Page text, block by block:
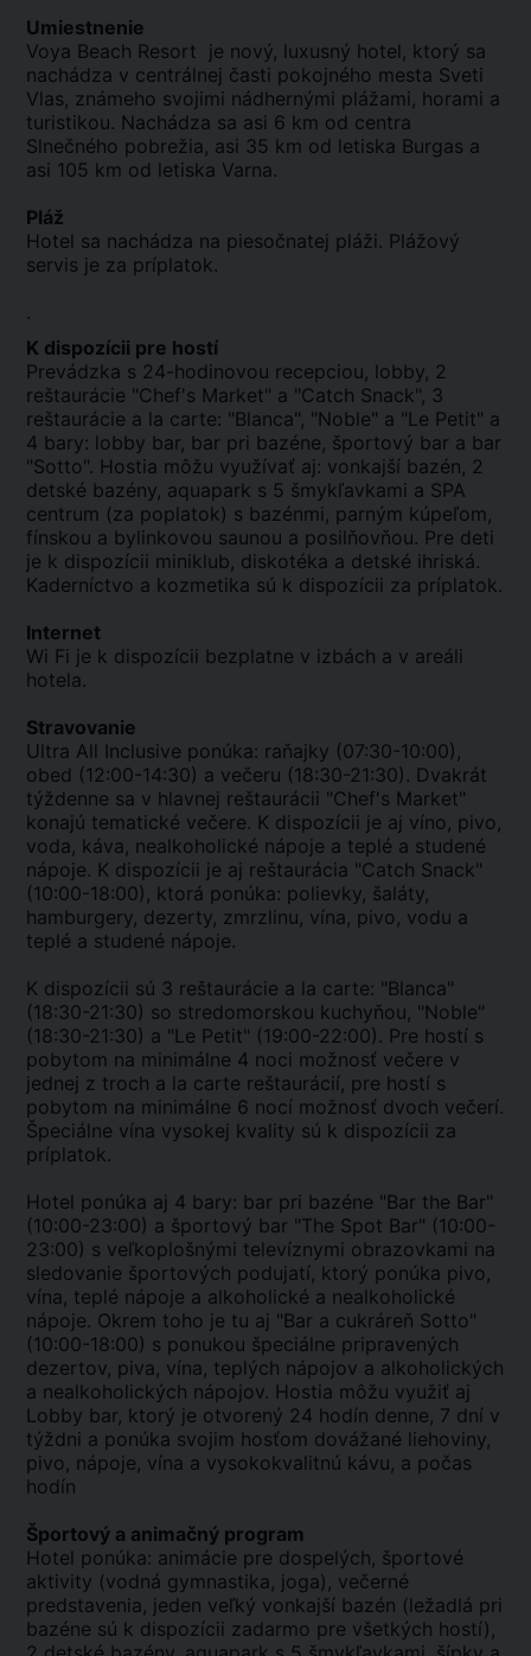
Umiestnenie
Voya Beach Resort je nový, luxusný hotel, ktorý sa
nachádza v centrálnej časti pokojného mesta Sveti
Vlas, známeho svojimi nádhernými plážami, horami a
turistikou. Nachádza sa asi 6 km od centra
Slnečného pobrežia, asi 35 km od letiska Burgas a
asi 105 km od letiska Varna.
Pláž
Hotel sa nachádza na piesočnatej pláži. Plážový
servis je za príplatok.
.
K dispozícii pre hostí
Prevádzka s 24-hodinovou recepciou, lobby, 2
reštaurácie "Chef's Market" a "Catch Snack", 3
reštaurácie a la carte: "Blanca", "Noble" a "Le Petit" a
4 bary: lobby bar, bar pri bazéne, športový bar a bar
"Sotto". Hostia môžu využívať aj: vonkajší bazén, 2
detské bazény, aquapark s 5 šmykľavkami a SPA
centrum (za poplatok) s bazénmi, parným kúpeľom,
fínskou a bylinkovou saunou a posilňovňou. Pre deti
je k dispozícii miniklub, diskotéka a detské ihriská.
Kaderníctvo a kozmetika sú k dispozícii za príplatok.
Internet
Wi Fi je k dispozícii bezplatne v izbách a v areáli
hotela.
Stravovanie
Ultra All Inclusive ponúka: raňajky (07:30-10:00),
obed (12:00-14:30) a večeru (18:30-21:30). Dvakrát
týždenne sa v hlavnej reštaurácii "Chef's Market"
konajú tematické večere. K dispozícii je aj víno, pivo,
voda, káva, nealkoholické nápoje a teplé a studené
nápoje. K dispozícii je aj reštaurácia "Catch Snack"
(10:00-18:00), ktorá ponúka: polievky, šaláty,
hamburgery, dezerty, zmrzlinu, vína, pivo, vodu a
teplé a studené nápoje.
K dispozícii sú 3 reštaurácie a la carte: "Blanca"
(18:30-21:30) so stredomorskou kuchyňou, "Noble"
(18:30-21:30) a "Le Petit" (19:00-22:00). Pre hostí s
pobytom na minimálne 4 noci možnosť večere v
jednej z troch a la carte reštaurácií, pre hostí s
pobytom na minimálne 6 nocí možnosť dvoch večerí.
Špeciálne vína vysokej kvality sú k dispozícii za
príplatok.
Hotel ponúka aj 4 bary: bar pri bazéne "Bar the Bar"
(10:00-23:00) a športový bar "The Spot Bar" (10:00-
23:00) s veľkoplošnými televíznymi obrazovkami na
sledovanie športových podujatí, ktorý ponúka pivo,
vína, teplé nápoje a alkoholické a nealkoholické
nápoje. Okrem toho je tu aj "Bar a cukráreň Sotto"
(10:00-18:00) s ponukou špeciálne pripravených
dezertov, piva, vína, teplých nápojov a alkoholických
a nealkoholických nápojov. Hostia môžu využiť aj
Lobby bar, ktorý je otvorený 24 hodín denne, 7 dní v
týždni a ponúka svojim hosťom dovážané liehoviny,
pivo, nápoje, vína a vysokokvalitnú kávu, a počas
hodín
Športový a animačný program
Hotel ponúka: animácie pre dospelých, športové
aktivity (vodná gymnastika, joga), večerné
predstavenia, jeden veľký vonkajší bazén (ležadlá pri
bazéne sú k dispozícii zadarmo pre všetkých hostí),